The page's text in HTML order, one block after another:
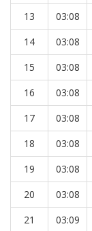
13
03:08
14
03:08
15
03:08
16
03:08
17
03:08
18
03:08
19
03:08
20
03:08
21
03:09